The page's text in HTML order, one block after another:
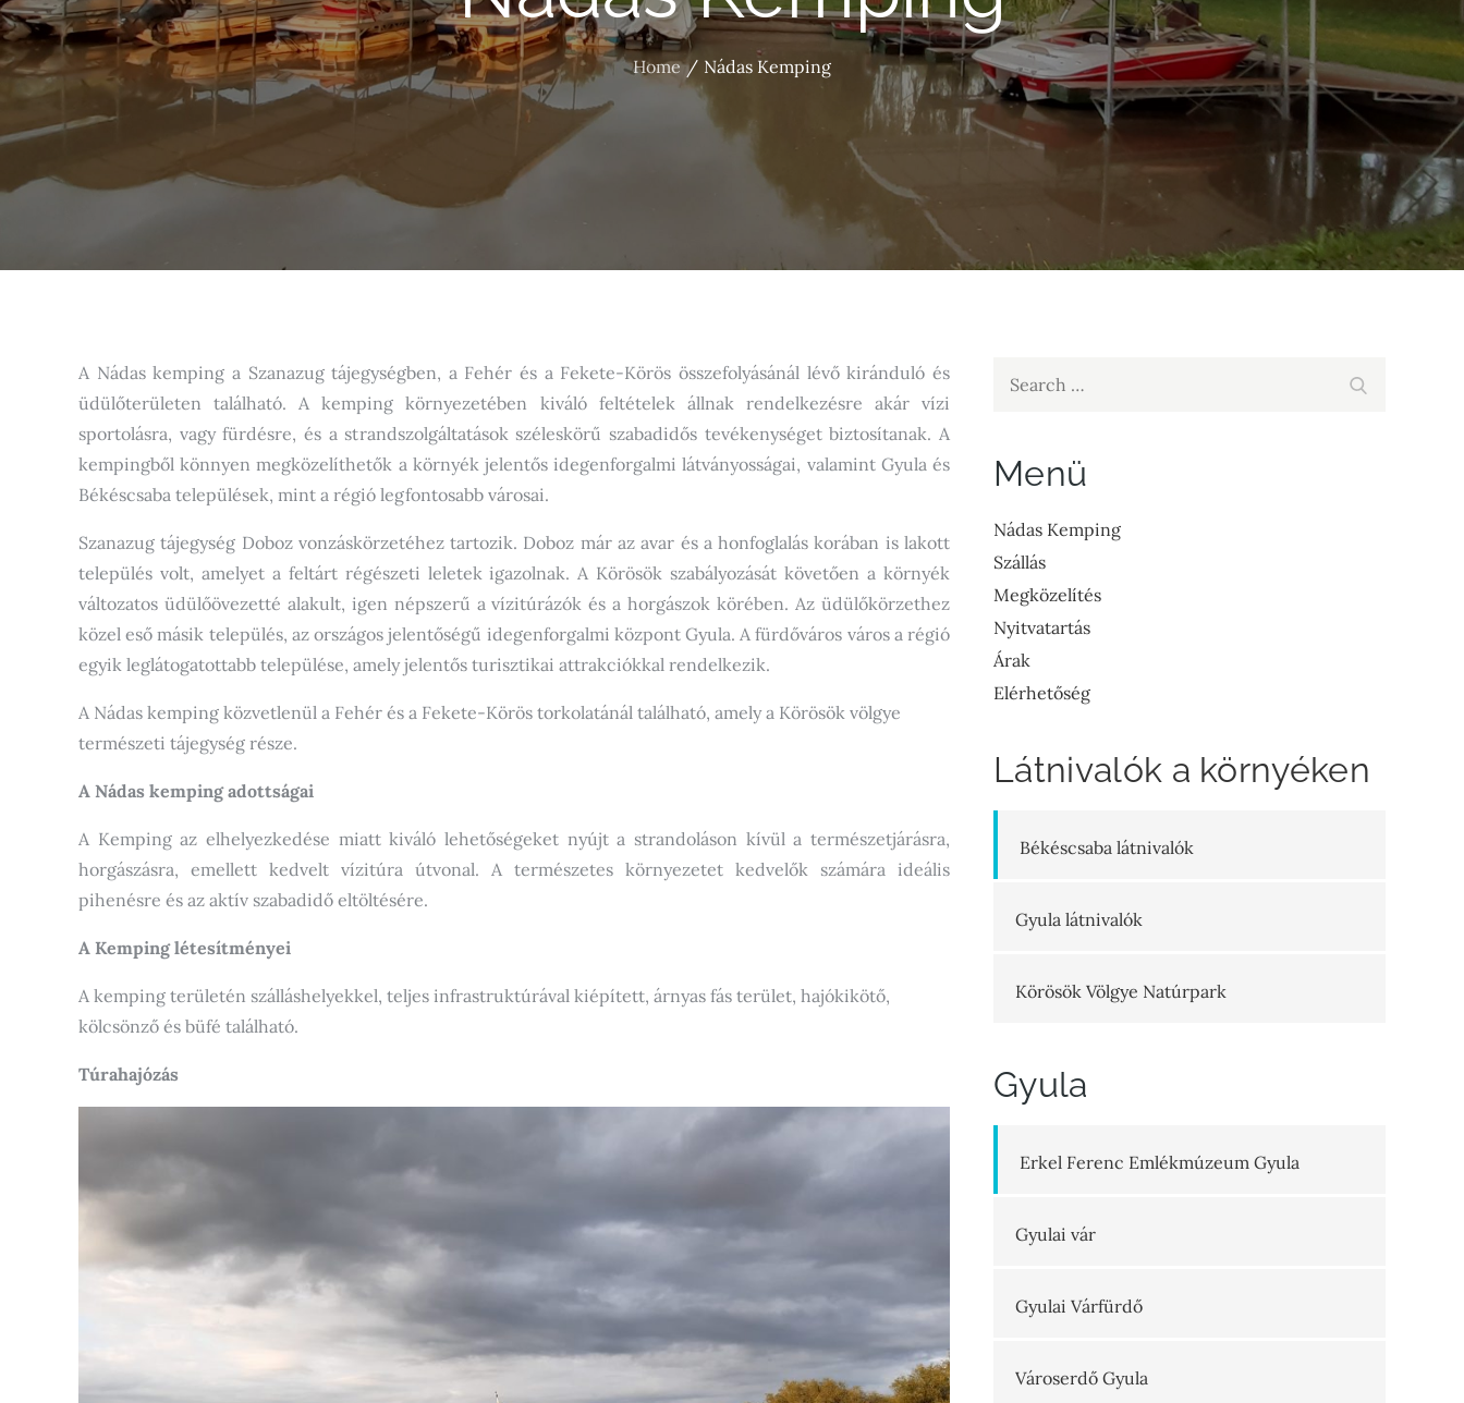
Home Nádas Kemping
A Nádas kemping a Szanazug tájegységben, a Fehér és a Fekete-Körös összefolyásánál lévő kiránduló és
üdülőterületen található. A kemping környezetében kiváló feltételek állnak rendelkezésre akár vízi
sportolásra, vagy fürdésre, és a strandszolgáltatások széleskörű szabadidős tevékenységet biztosítanak. A
kempingből könnyen megközelíthetők a környék jelentős idegenforgalmi látványosságai, valamint Gyula és
Békéscsaba települések, mint a régió legfontosabb városai.
Szanazug tájegység Doboz vonzáskörzetéhez tartozik. Doboz már az avar és a honfoglalás korában is lakott
település volt, amelyet a feltárt régészeti leletek igazolnak. A Körösök szabályozását követően a környék
változatos üdülőövezetté alakult, igen népszerű a vízitúrázók és a horgászok körében. Az üdülőkörzethez
közel eső másik település, az országos jelentőségű idegenforgalmi központ Gyula. A fürdőváros város a régió
egyik leglátogatottabb települése, amely jelentős turisztikai attrakciókkal rendelkezik.
A Nádas kemping közvetlenül a Fehér és a Fekete-Körös torkolatánál található, amely a Körösök völgye
természeti tájegység része.
A Nádas kemping adottságai
A Kemping az elhelyezkedése miatt kiváló lehetőségeket nyújt a strandoláson kívül a természetjárásra,
horgászásra, emellett kedvelt vízitúra útvonal. A természetes környezetet kedvelők számára ideális
pihenésre és az aktív szabadidő eltöltésére.
A Kemping létesítményei
A kemping területén szálláshelyekkel, teljes infrastruktúrával kiépített, árnyas fás terület, hajókikötő,
kölcsönző és büfé található.
Túrahajózás
Menü
Nádas Kemping
Szállás
Megközelítés
Nyitvatartás
Árak
Elérhetőség
Látnivalók a környéken
Békéscsaba látnivalók
Gyula látnivalók
Körösök Völgye Natúrpark
Gyula
Erkel Ferenc Emlékmúzeum Gyula
Gyulai vár
Gyulai Várfürdő
Városerdő Gyula